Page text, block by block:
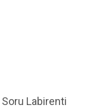
Soru Labirenti